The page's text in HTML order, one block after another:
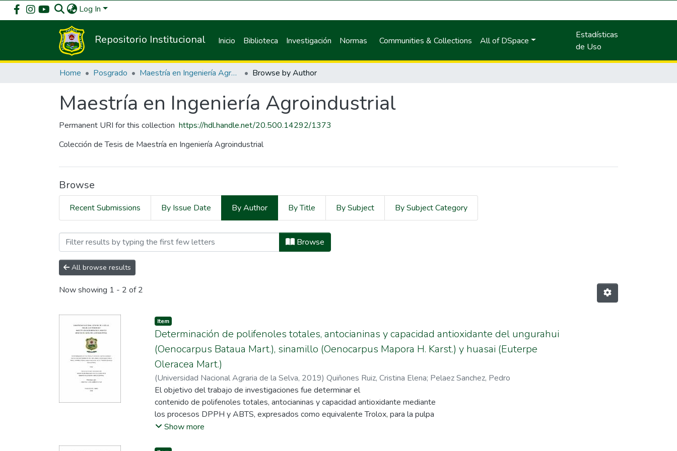
Log In
Repositorio Institucional Inicio Biblioteca Investigación Normas Communities & Collections All of DSpace
Estadísticas
de Uso
Home Posgrado Maestría en Ingeniería Agroindustrial Browse by Author
Maestría en Ingeniería Agroindustrial
Permanent URI for this collection https://hdl.handle.net/20.500.14292/1373
Colección de Tesis de Maestría en Ingeniería Agroindustrial
Browse
Recent Submissions By Issue Date By Author By Title By Subject By Subject Category
Browsing Maestría en Ingeniería Agroindustrial by Author "Pelaez Sanchez, Pedro"
Browse
All browse results
Now showing 1 - 2 of 2
Item
Determinación de polifenoles totales, antocianinas y capacidad antioxidante del ungurahui
(Oenocarpus Bataua Mart.), sinamillo (Oenocarpus Mapora H. Karst.) y huasai (Euterpe
Oleracea Mart.)
(Universidad Nacional Agraria de la Selva, 2019) Quiñones Ruiz, Cristina Elena; Pelaez Sanchez, Pedro
El objetivo del trabajo de investigaciones fue determinar el
contenido de polifenoles totales, antocianinas y capacidad antioxidante mediante
los procesos DPPH y ABTS, expresados como equivalente Trolox, para la pulpa
de ungurahui (Oenocarpus bataua Mart.), sinamillo (Oenocarpus mapora H.
Show more